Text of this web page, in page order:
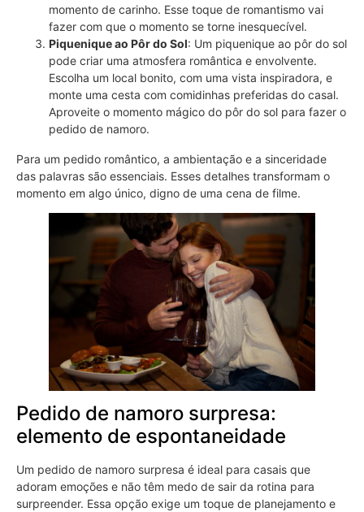
momento de carinho. Esse toque de romantismo vai
fazer com que o momento se torne inesquecível.
Piquenique ao Pôr do Sol: Um piquenique ao pôr do sol
pode criar uma atmosfera romântica e envolvente.
Escolha um local bonito, com uma vista inspiradora, e
monte uma cesta com comidinhas preferidas do casal.
Aproveite o momento mágico do pôr do sol para fazer o
pedido de namoro.
Para um pedido romântico, a ambientação e a sinceridade
das palavras são essenciais. Esses detalhes transformam o
momento em algo único, digno de uma cena de filme.
Pedido de namoro surpresa:
elemento de espontaneidade
Um pedido de namoro surpresa é ideal para casais que
adoram emoções e não têm medo de sair da rotina para
surpreender. Essa opção exige um toque de planejamento e